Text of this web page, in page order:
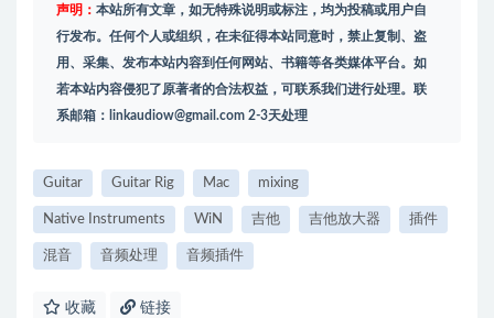
声明： 本站所有文章，如无特殊说明或标注，均为投稿或用户自
行发布。任何个人或组织，在未征得本站同意时，禁止复制、盗
用、采集、发布本站内容到任何网站、书籍等各类媒体平台。如
若本站内容侵犯了原著者的合法权益，可联系我们进行处理。联
系邮箱： linkaudiow@gmail.com 2-3天处理
Guitar Guitar Rig Mac mixing
Native Instruments WiN 吉他 吉他放大器 插件
混音 音频处理 音频插件
收藏 链接